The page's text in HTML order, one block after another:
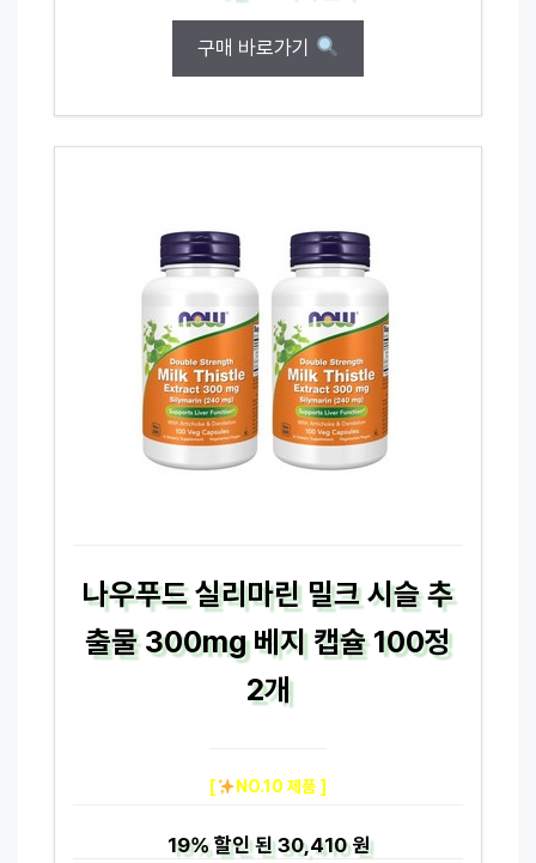
구매 바로가기
나우푸드 실리마린 밀크 시슬 추
출물 300mg 베지 캡슐 100정
2개
[ NO.10 제품 ]
19%할인 된30,410 원